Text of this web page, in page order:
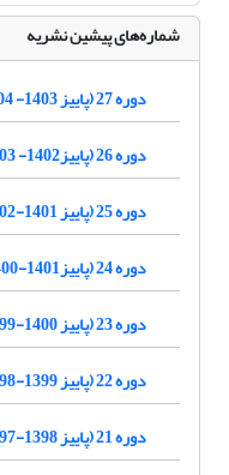
شماره‌های پیشین نشریه
دوره 27 (پاییز 1403- 1404)
دوره 26 (پاییز1402- 1403)
دوره 25 (پاییز 1401-1402)
دوره 24 (پاییز1401-1400)
دوره 23 (پاییز 1400-1399)
دوره 22 (پاییز 1399-1398)
دوره 21 (پاییز 1398-1397)